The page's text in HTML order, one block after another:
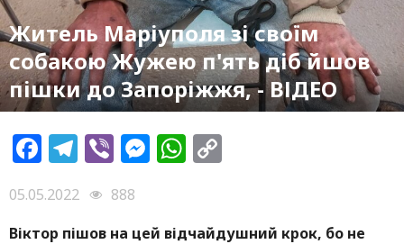
Житель Маріуполя зі своїм
собакою Жужею п'ять діб йшов
пішки до Запоріжжя, - ВІДЕО
Facebook
Telegram
ViberMessenger
WhatsApp
05.05.2022
888
Віктор пішов на цей відчайдушний крок, бо не